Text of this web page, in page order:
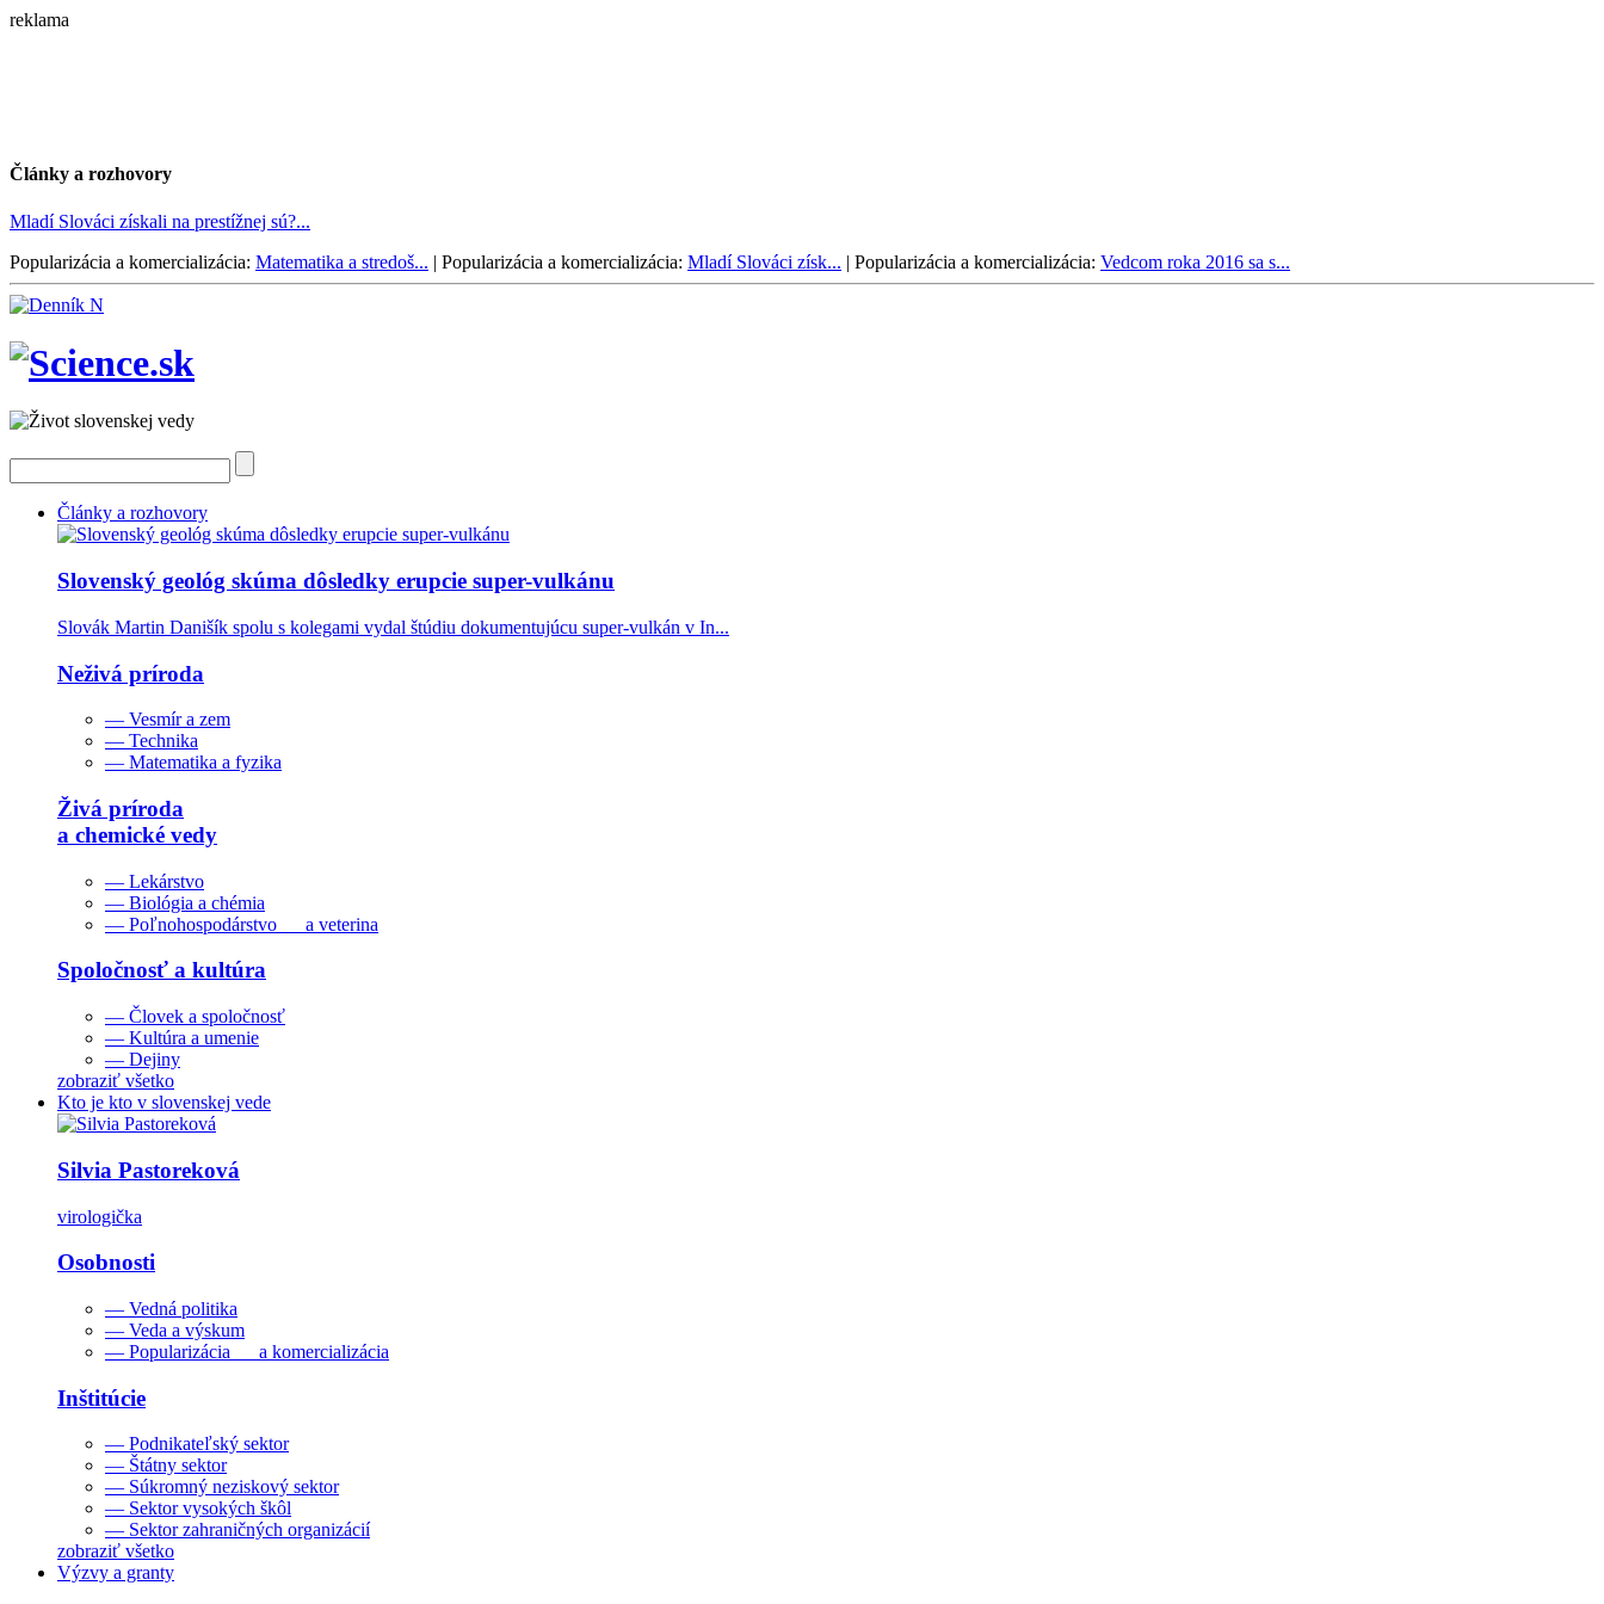
reklama
Články a rozhovory
Mladí Slováci získali na prestížnej sú?...
Popularizácia a komercializácia: Matematika a stredoš... | Popularizácia a komercializácia: Mladí Slováci získ... | Popularizácia a komercializácia: Vedcom roka 2016 sa s...
Články a rozhovory
Slovenský geológ skúma dôsledky erupcie super-vulkánu
Slovák Martin Danišík spolu s kolegami vydal štúdiu dokumentujúcu super-vulkán v In...
Neživá príroda
— Vesmír a zem
— Technika
— Matematika a fyzika
Živá príroda
a chemické vedy
— Lekárstvo
— Biológia a chémia
— Poľnohospodárstvo a veterina
Spoločnosť a kultúra
— Človek a spoločnosť
— Kultúra a umenie
— Dejiny
zobraziť všetko
Kto je kto v slovenskej vede
Silvia Pastoreková
virologička
Osobnosti
— Vedná politika
— Veda a výskum
— Popularizácia a komercializácia
Inštitúcie
— Podnikateľský sektor
— Štátny sektor
— Súkromný neziskový sektor
— Sektor vysokých škôl
— Sektor zahraničných organizácií
zobraziť všetko
Výzvy a granty